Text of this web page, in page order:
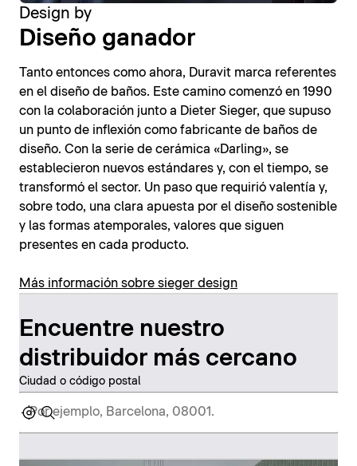
Design by
Diseño ganador
Tanto entonces como ahora, Duravit marca referentes
en el diseño de baños. Este camino comenzó en 1990
con la colaboración junto a Dieter Sieger, que supuso
un punto de inflexión como fabricante de baños de
diseño. Con la serie de cerámica «Darling», se
establecieron nuevos estándares y, con el tiempo, se
transformó el sector. Un paso que requirió valentía y,
sobre todo, una clara apuesta por el diseño sostenible
y las formas atemporales, valores que siguen
presentes en cada producto.
Más información sobre sieger design
Encuentre nuestro
distribuidor más cercano
Ciudad o código postal